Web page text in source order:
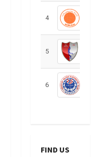
4
5
6
FIND US